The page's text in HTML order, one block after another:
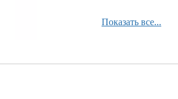
Показать все...